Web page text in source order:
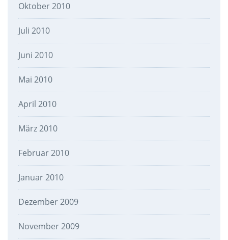
Oktober 2010
Juli 2010
Juni 2010
Mai 2010
April 2010
März 2010
Februar 2010
Januar 2010
Dezember 2009
November 2009